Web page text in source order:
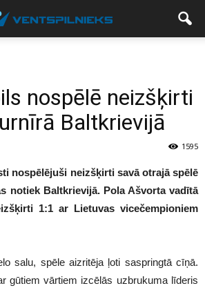
nospēlē neizšķirti
Baltkrievijā
1595
nospēlējuši neizšķirti savā otrajā spēlē
notiek Baltkrievijā. Pola Ašvorta vadītā
1:1 ar Lietuvas vicečempioniem
salu, spēle aizritēja ļoti saspringtā cīņā.
gūtiem vārtiem izcēlās uzbrukuma līderis